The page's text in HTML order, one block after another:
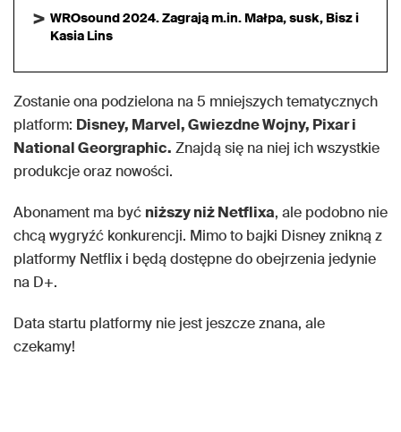
WROsound 2024. Zagrają m.in. Małpa, susk, Bisz i
Kasia Lins
Zostanie ona podzielona na 5 mniejszych tematycznych
platform: Disney, Marvel, Gwiezdne Wojny, Pixar i
National Georgraphic. Znajdą się na niej ich wszystkie
produkcje oraz nowości.
Abonament ma być niższy niż Netflixa, ale podobno nie
chcą wygryźć konkurencji. Mimo to bajki Disney znikną z
platformy Netflix i będą dostępne do obejrzenia jedynie
na D+.
Data startu platformy nie jest jeszcze znana, ale
czekamy!